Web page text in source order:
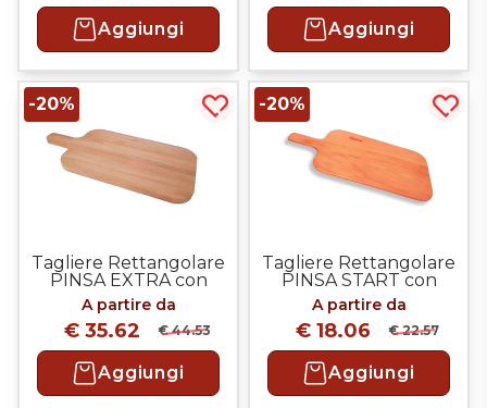
Aggiungi Aggiungi
Tagliere Rettangolare
PINSA EXTRA con
Impugnatura
A partire da
-20%
€ 35.62 € 44.53
Aggiungi
Acquista più tardi
Tagliere Rettangolare
PINSA START con
impugnatura
A partire da
-20%
€ 18.06 € 22.57
Aggiungi